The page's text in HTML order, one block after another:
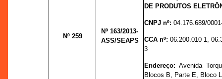
Nº 259
Nº 163/2013-
ASS/SEAPS
DE PRODUTOS
CNPJ nº:04.176.689/
CCA nº:06.200.010-1,
3
Endereço:Avenida
Blocos B, Parte E, Bloco